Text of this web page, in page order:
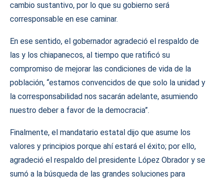
cambio sustantivo, por lo que su gobierno será
corresponsable en ese caminar.
En ese sentido, el gobernador agradeció el respaldo de
las y los chiapanecos, al tiempo que ratificó su
compromiso de mejorar las condiciones de vida de la
población, “estamos convencidos de que solo la unidad y
la corresponsabilidad nos sacarán adelante, asumiendo
nuestro deber a favor de la democracia”.
Finalmente, el mandatario estatal dijo que asume los
valores y principios porque ahí estará el éxito; por ello,
agradeció el respaldo del presidente López Obrador y se
sumó a la búsqueda de las grandes soluciones para